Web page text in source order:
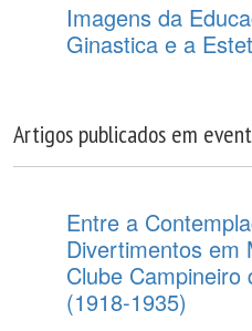
Imagens da
Ginastica e a
Artigos publicados em
Entre a
Divertimentos em
Clube
(1918-1935)